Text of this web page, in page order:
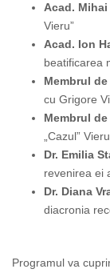
Acad. Mihai
Vieru”
Acad. Ion
beatificarea
Membrul
cu Grigore
Membrul
„Cazul” Vieru
Dr. Emilia
revenirea ei
Dr. Diana
diacronia
Programul va